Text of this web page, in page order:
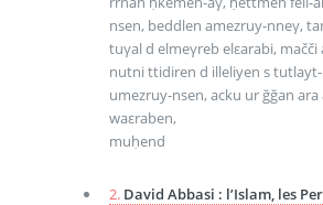
nsen, beddlen amezruy-nneγ,
tuγal d elmeγreb elεarabi, mačči
nutni ttidiren d illeliyen s
umezruy-nsen, acku ur ğğan
waεraben,
muḥend
2. David Abbasi : l’Islam, les